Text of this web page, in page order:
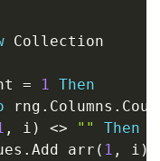
Collection
= 1
Then
rng . Columns .
, i ) <> ""
Then
. Add arr ( 1 , i )